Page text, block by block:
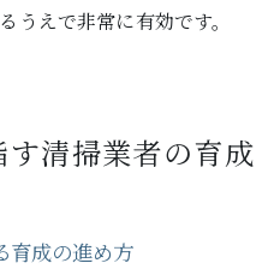
うえで非常に有効です。
清掃業者の育成
育成の進め方